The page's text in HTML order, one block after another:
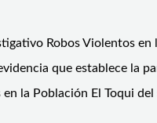
Robos Violentos
que establece la
la Población El Toqui